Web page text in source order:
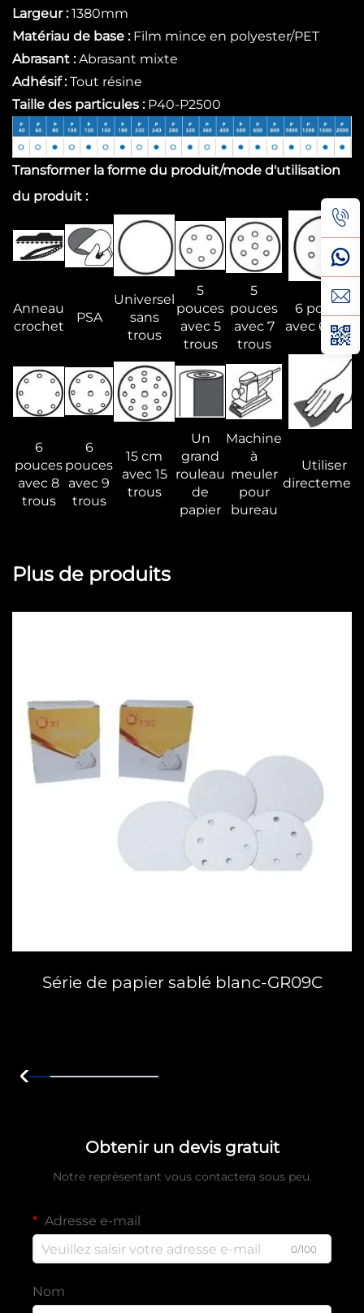
Largeur :1380mm
Matériau de base : Film mince en polyester/PET
Abrasant :Abrasant mixte
Adhésif :Tout résine
Taille des particules : P40-P2500
Transformer la forme du produit/mode d'utilisation
du produit :
Anneau
crochet
PSA
Universel
sans
trous
5
pouces
avec 5
trous
5
pouces
avec 7
trous
6 pouces
avec 6 trous
6
pouces
avec 8
trous
6
pouces
avec 9
trous
15 cm
avec 15
trous
Un
grand
rouleau
de
papier
Machine
à
meuler
pour
bureau
Utiliser
Plus de produits
Série de papier sablé blanc-GR09C
Obtenir un devis gratuit
Notre représentant vous contactera sous peu.
Adresse e-mail
0/100
Nom